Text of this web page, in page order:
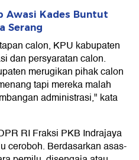
Awasi Kades Buntut
Serang
calon, KPU kabupaten
dan persyaratan calon.
merugikan pihak calon
tapi mereka malah
administrasi," kata
RI Fraksi PKB Indrajaya
ceroboh. Berdasarkan asas-